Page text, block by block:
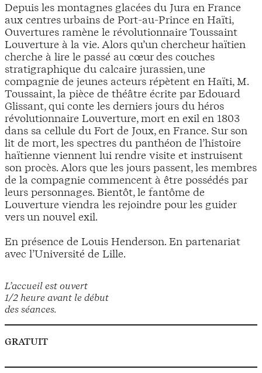
L’accueil est ouvert
1/2 heure avant le début
des séances.
GRATUIT
Depuis les montagnes glacées du Jura en France
aux centres urbains de Port-au-Prince en Haïti,
Ouvertures ramène le révolutionnaire Toussaint
Louverture à la vie. Alors qu’un chercheur haïtien
cherche à lire le passé au cœur des couches
stratigraphique du calcaire jurassien, une
compagnie de jeunes acteurs répètent en Haïti, M.
Toussaint, la pièce de théâtre écrite par Edouard
Glissant, qui conte les derniers jours du héros
révolutionnaire Louverture, mort en exil en 1803
dans sa cellule du Fort de Joux, en France. Sur son
lit de mort, les spectres du panthéon de l’histoire
haïtienne viennent lui rendre visite et instruisent
son procès. Alors que les jours passent, les membres
de la compagnie commencent à être possédés par
leurs personnages. Bientôt, le fantôme de
Louverture viendra les rejoindre pour les guider
vers un nouvel exil.
En présence de Louis Henderson. En partenariat
avec l’Université de Lille.